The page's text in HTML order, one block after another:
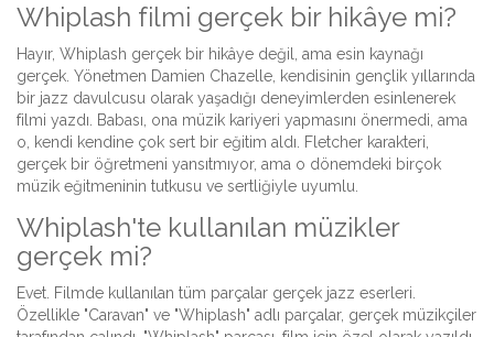
Whiplash filmi gerçek bir hikâye mi?
Hayır, Whiplash gerçek bir hikâye değil, ama esin kaynağı
gerçek. Yönetmen Damien Chazelle, kendisinin gençlik yıllarında
bir jazz davulcusu olarak yaşadığı deneyimlerden esinlenerek
filmi yazdı. Babası, ona müzik kariyeri yapmasını önermedi, ama
o, kendi kendine çok sert bir eğitim aldı. Fletcher karakteri,
gerçek bir öğretmeni yansıtmıyor, ama o dönemdeki birçok
müzik eğitmeninin tutkusu ve sertliğiyle uyumlu.
Whiplash'te kullanılan müzikler
gerçek mi?
Evet. Filmde kullanılan tüm parçalar gerçek jazz eserleri.
Özellikle "Caravan" ve "Whiplash" adlı parçalar, gerçek müzikçiler